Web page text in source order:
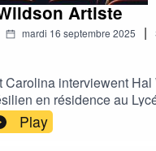
Artiste
mardi 16 septembre 2025 |
Carolina interviewent Hal
en résidence au
France Brésil 2025
Play